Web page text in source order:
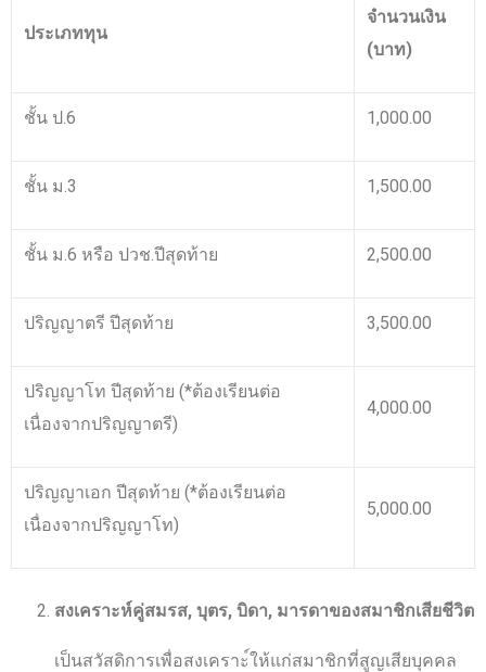
ประเภททุน
จำนวนเงิน
(บาท)
ชั้น ป.6 1,000.00
ชั้น ม.3 1,500.00
ชั้น ม.6 หรือ ปวช.ปีสุดท้าย 2,500.00
ปริญญาตรี ปีสุดท้าย 3,500.00
ปริญญาโท ปีสุดท้าย (*ต้องเรียนต่อ
เนื่องจากปริญญาตรี)
4,000.00
ปริญญาเอก ปีสุดท้าย (*ต้องเรียนต่อ
เนื่องจากปริญญาโท)
5,000.00
สงเคราะห์คู่สมรส, บุตร, บิดา, มารดาของสมาชิกเสียชีวิต
เป็นสวัสดิการเพื่อสงเคราะ์ให้แก่สมาชิกที่สูญเสียบุคคล